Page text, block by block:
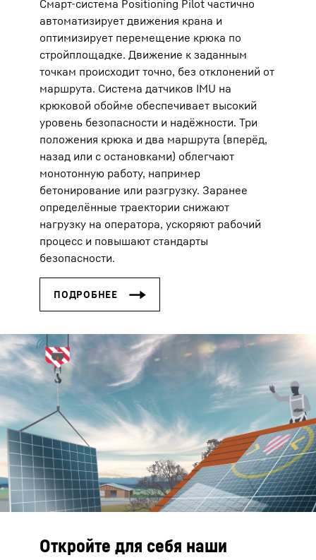
Смарт-система Positioning Pilot частично
автоматизирует движения крана и
оптимизирует перемещение крюка по
стройплощадке. Движение к заданным
точкам происходит точно, без отклонений от
маршрута. Система датчиков IMU на
крюковой обойме обеспечивает высокий
уровень безопасности и надёжности. Три
положения крюка и два маршрута (вперёд,
назад или с остановками) облегчают
монотонную работу, например
бетонирование или разгрузку. Заранее
определённые траектории снижают
нагрузку на оператора, ускоряют рабочий
процесс и повышают стандарты
безопасности.
Откройте для себя наши